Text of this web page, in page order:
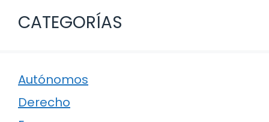
CATEGORÍAS
Autónomos
Derecho